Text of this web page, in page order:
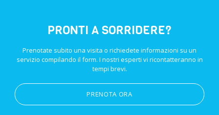
PRONTI A SORRIDERE?
Prenotate subito una visita o richiedete informazioni su un
servizio compilando il form. I nostri esperti vi ricontatteranno in
tempi brevi.
PRENOTA ORA